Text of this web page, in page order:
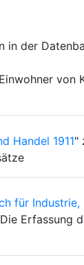
in der
von
Handel 1911"
für Industrie,
Erfassung